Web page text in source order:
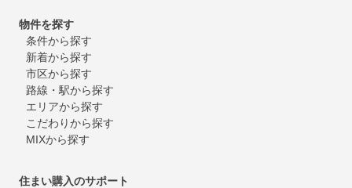
物件を探す
条件から探す
新着から探す
市区から探す
路線・駅から探す
エリアから探す
こだわりから探す
MIXから探す
住まい購入のサポート